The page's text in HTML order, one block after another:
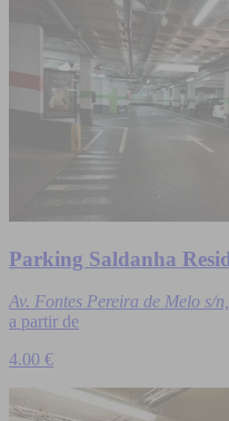
Parking Saldanha
Av. Fontes Pereira de Melo s/
a partir de
4.00 €